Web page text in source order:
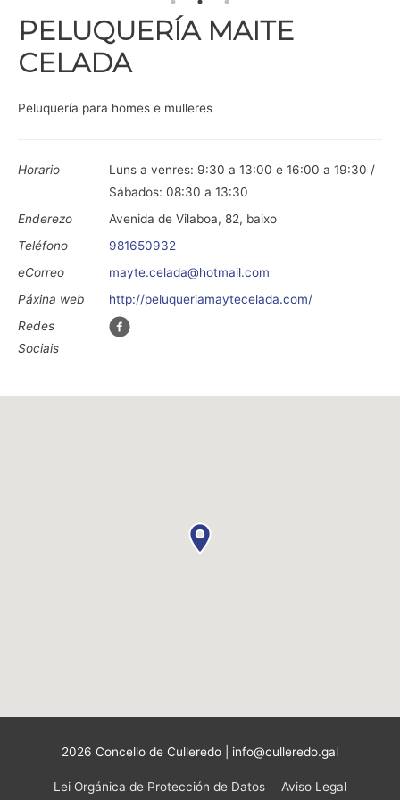
PELUQUERÍA MAITE
CELADA
Peluquería para homes e mulleres
Horario
Luns a venres: 9:30 a 13:00 e 16:00 a 19:30 /
Sábados: 08:30 a 13:30
Enderezo
Avenida de Vilaboa, 82, baixo
Teléfono
981650932
eCorreo
mayte.celada@hotmail.com
Páxina web
http://peluqueriamaytecelada.com/
Redes
Sociais
2026 Concello de Culleredo | info@culleredo.gal
Lei Orgánica de Protección de Datos Aviso Legal